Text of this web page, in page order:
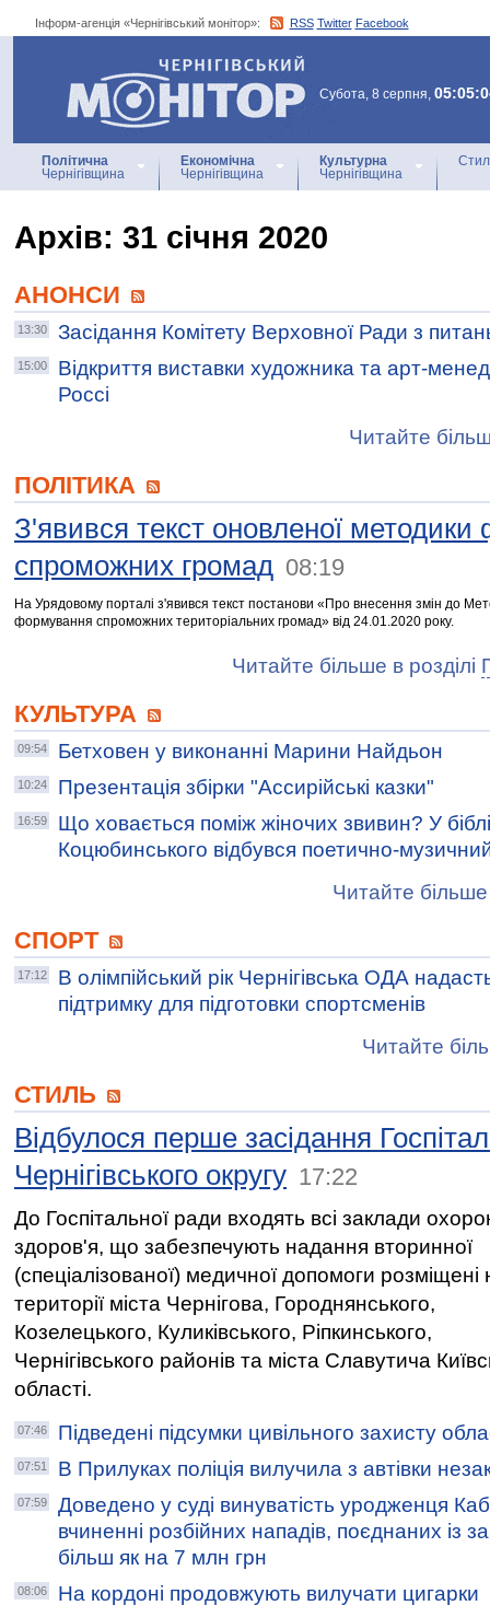
Інформ-агенція «Чернігівський монітор»: RSS Twitter Facebook
Інформ-агенція
«Чернігівський монітор»
Субота, 8 серпня,
Політична
Чернігівщина
Економічна
Чернігівщина
Культурна
Чернігівщина
Архiв: 31 січня 2020
АНОНСИ
13:30 Засідання Комітету Верховної Ради з
15:00
Відкриття виставки художника та арт-
Россі
Читайте
ПОЛІТИКА
З'явився текст оновленої
спроможних громад 08:19
На Урядовому порталі з'явився текст постанови «Про внесення змін до
формування спроможних територіальних громад» від 24.01.2020 року.
Читайте більше в розділі
КУЛЬТУРА
09:54 Бетховен у виконанні Марини Найдьон
10:24 Презентація збірки "Ассирійські казки"
16:59
Що ховається поміж жіночих звивин? У
Коцюбинського відбувся поетично-
Читайте більше
СПОРТ
17:12
В олімпійський рік Чернігівська ОДА
підтримку для підготовки спортсменів
Читайте
СТИЛЬ
Відбулося перше засідання
Чернігівського округу 17:22
До Госпітальної ради входять всі заклади
здоров'я, що забезпечують надання вторинної
(спеціалізованої) медичної допомоги розміщені
території міста Чернігова, Городнянського,
Козелецького, Куликівського, Ріпкинського,
Чернігівського районів та міста Славутича
області.
07:46 Підведені підсумки цивільного захисту
07:51 В Прилуках поліція вилучила з автівки
07:59
Доведено у суді винуватість уродженця
вчиненні розбійних нападів, поєднаних із
більш як на 7 млн грн
08:06 На кордоні продовжують вилучати цигарки